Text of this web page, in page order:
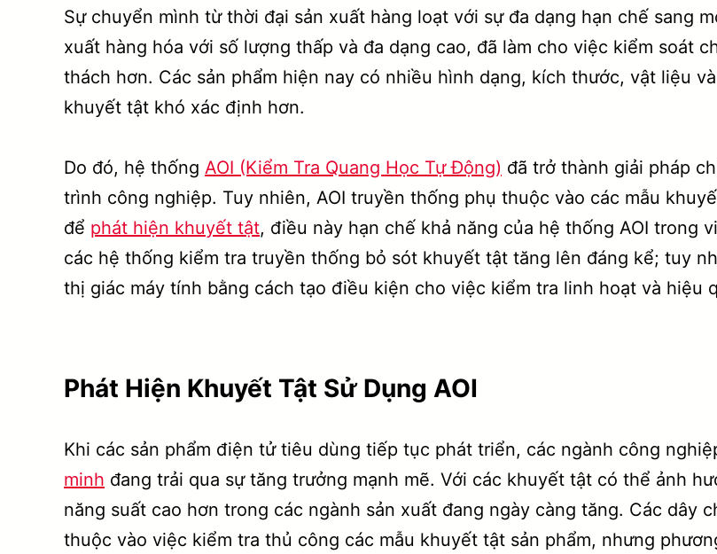
Sự chuyển mình từ thời đại sản xuất hàng loạt với sự đa dạng hạn chế sang
xuất hàng hóa với số lượng thấp và đa dạng cao, đã làm cho việc kiểm soát
thách hơn. Các sản phẩm hiện nay có nhiều hình dạng, kích thước, vật liệu
khuyết tật khó xác định hơn.
Do đó, hệ thống AOI (Kiểm Tra Quang Học Tự Động) đã trở thành giải pháp
trình công nghiệp. Tuy nhiên, AOI truyền thống phụ thuộc vào các mẫu
để phát hiện khuyết tật, điều này hạn chế khả năng của hệ thống AOI trong
các hệ thống kiểm tra truyền thống bỏ sót khuyết tật tăng lên đáng kể; tuy
thị giác máy tính bằng cách tạo điều kiện cho việc kiểm tra linh hoạt và hiệu
Phát Hiện Khuyết Tật Sử Dụng AOI
Khi các sản phẩm điện tử tiêu dùng tiếp tục phát triển, các ngành công
minh đang trải qua sự tăng trưởng mạnh mẽ. Với các khuyết tật có thể ảnh
năng suất cao hơn trong các ngành sản xuất đang ngày càng tăng. Các dây
thuộc vào việc kiểm tra thủ công các mẫu khuyết tật sản phẩm, nhưng